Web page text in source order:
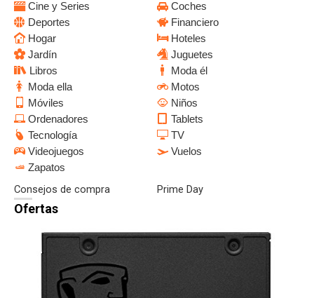
Cine y Series
Coches
Deportes
Financiero
Hogar
Hoteles
Jardín
Juguetes
Libros
Moda él
Moda ella
Motos
Móviles
Niños
Ordenadores
Tablets
Tecnología
TV
Videojuegos
Vuelos
Zapatos
Consejos de compra Prime Day
Ofertas